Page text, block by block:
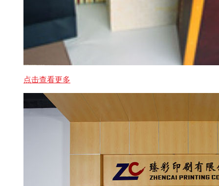
点击查看更多